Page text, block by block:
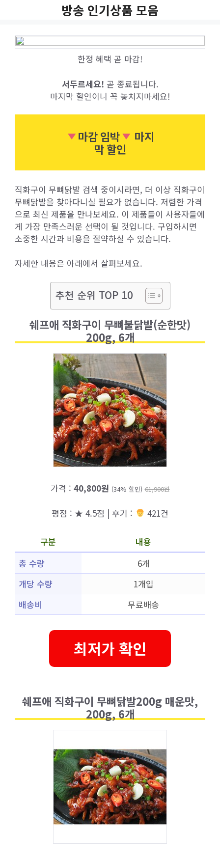
방송 인기상품 모음
한정 혜택 곧 마감!
서두르세요! 곧 종료됩니다.
마지막 할인이니 꼭 놓치지마세요!
마감 임박
마지
막 할인
직화구이 무뼈닭발 검색 중이시라면, 더 이상 직화구이
무뼈닭발을 찾아다니실 필요가 없습니다. 저렴한 가격
으로 최신 제품을 만나보세요. 이 제품들이 사용자들에
게 가장 만족스러운 선택이 될 것입니다. 구입하시면
소중한 시간과 비용을 절약하실 수 있습니다.
자세한 내용은 아래에서 살펴보세요.
추천 순위 TOP 10
쉐프애 직화구이 무뼈불닭발(순한맛)
200g, 6개
가격 : 40,800원 (34% 할인) 61,900원
평점 : ★ 4.5점 | 후기 : 421건
구분
내용
총 수량
6개
개당 수량
1개입
배송비
무료배송
최저가 확인
쉐프애 직화구이 무뼈닭발200g 매운맛,
200g, 6개